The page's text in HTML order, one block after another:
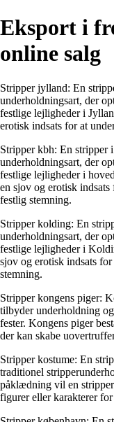
Eksport i
online salg
Stripper jylland: En
underholdningsart, der
festlige lejligheder i
erotisk indsats for at
Stripper kbh: En stripper
underholdningsart, der
festlige lejligheder i
en sjov og erotisk
festlig stemning.
Stripper kolding: En
underholdningsart, der
festlige lejligheder i
sjov og erotisk indsats
stemning.
Stripper kongens piger:
tilbyder underholdning
fester. Kongens piger
der kan skabe
Stripper kostume: En
traditionel
påklædning vil en
figurer eller karakterer